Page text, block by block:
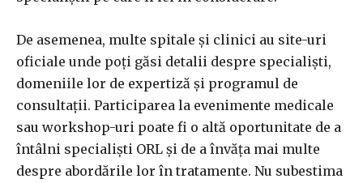
De asemenea, multe spitale și clinici au site-uri
oficiale unde poți găsi detalii despre specialiști,
domeniile lor de expertiză și programul de
consultații. Participarea la evenimente medicale
sau workshop-uri poate fi o altă oportunitate de a
întâlni specialiști ORL și de a învăța mai multe
despre abordările lor în tratamente. Nu subestima